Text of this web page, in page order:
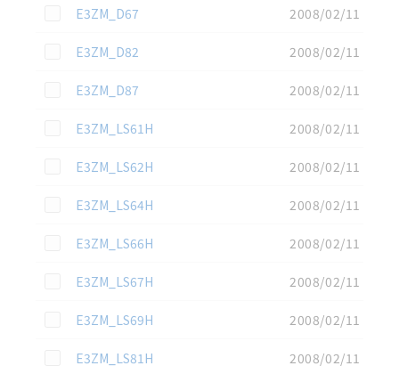
この資料を選択
E3ZM_D67
2008/02/11
この資料を選択
E3ZM_D82
2008/02/11
この資料を選択
E3ZM_D87
2008/02/11
この資料を選択
E3ZM_LS61H
2008/02/11
この資料を選択
E3ZM_LS62H
2008/02/11
この資料を選択
E3ZM_LS64H
2008/02/11
この資料を選択
E3ZM_LS66H
2008/02/11
この資料を選択
E3ZM_LS67H
2008/02/11
この資料を選択
E3ZM_LS69H
2008/02/11
この資料を選択
E3ZM_LS81H
2008/02/11